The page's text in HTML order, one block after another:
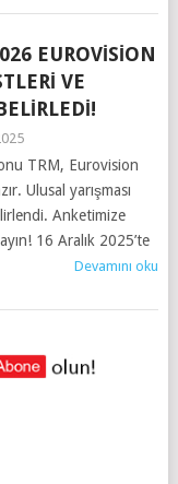
EUROVISION
VE
TRM, Eurovision
Ulusal yarışması
Anketimize
16 Aralık 2025’te
Devamını oku